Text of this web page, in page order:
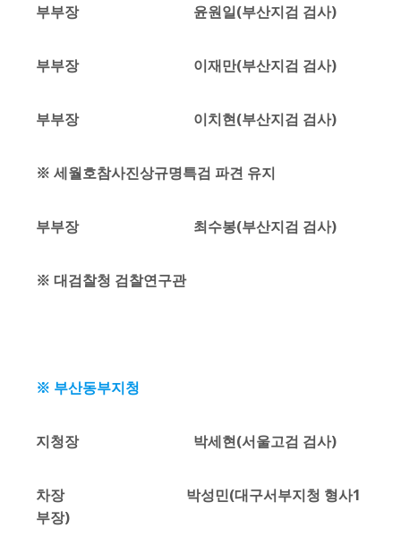
부부장 윤원일(부산지검 검사)
부부장 이재만(부산지검 검사)
부부장 이치현(부산지검 검사)
※ 세월호참사진상규명특검 파견 유지
부부장 최수봉(부산지검 검사)
※ 대검찰청 검찰연구관
※ 부산동부지청
지청장 박세현(서울고검 검사)
차장 박성민(대구서부지청 형사1
부장)